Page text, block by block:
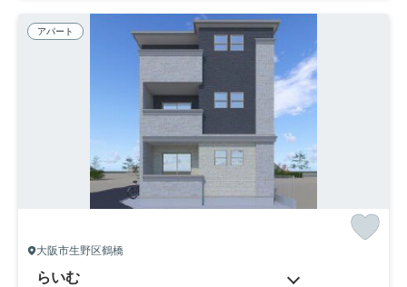
アパート
大阪市生野区鶴橋
らいむ